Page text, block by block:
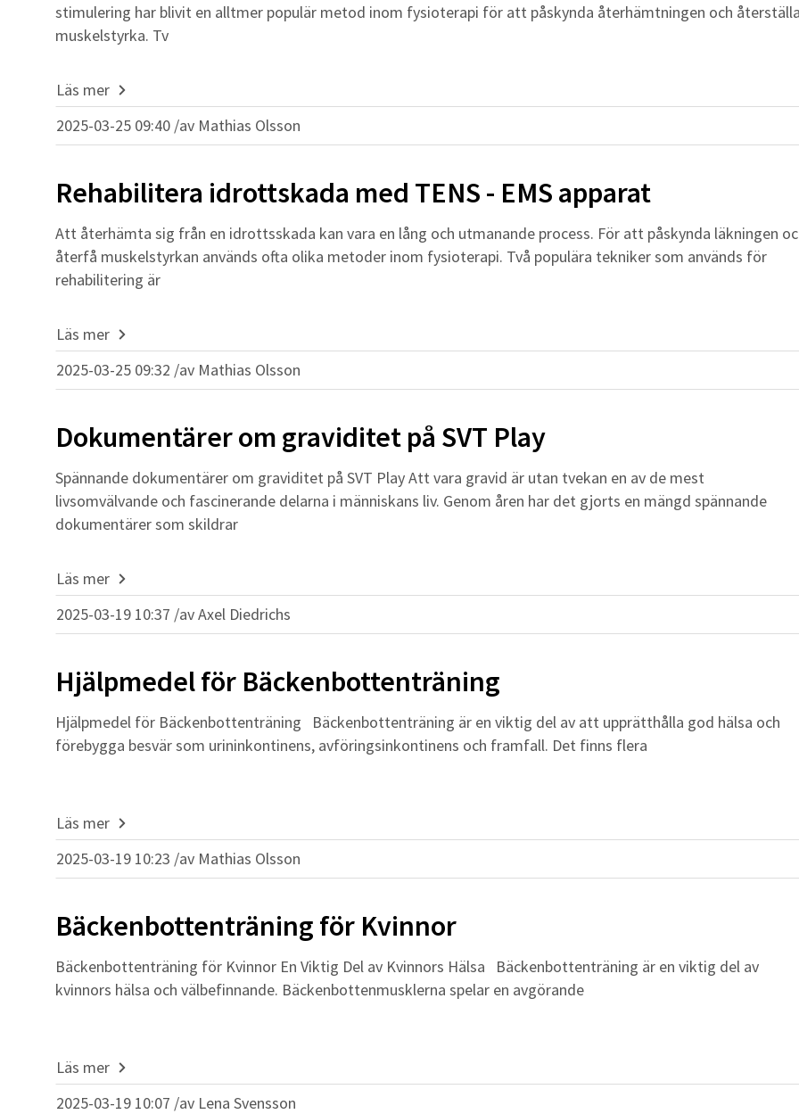
stimulering har blivit en alltmer populär metod inom fysioterapi för att påskynda återhämtningen och
muskelstyrka. Tv
2025-03-25 09:40 /av Mathias Olsson
Läs mer
Rehabilitera idrottskada med TENS - EMS apparat
Att återhämta sig från en idrottsskada kan vara en lång och utmanande process. För att påskynda läkningen
återfå muskelstyrkan används ofta olika metoder inom fysioterapi. Två populära tekniker som används för
rehabilitering är
2025-03-25 09:32 /av Mathias Olsson
Läs mer
Dokumentärer om graviditet på SVT Play
Spännande dokumentärer om graviditet på SVT Play Att vara gravid är utan tvekan en av de mest
livsomvälvande och fascinerande delarna i människans liv. Genom åren har det gjorts en mängd spännande
dokumentärer som skildrar
2025-03-19 10:37 /avAxel Diedrichs
Läs mer
Hjälpmedel för Bäckenbottenträning
Hjälpmedel för Bäckenbottenträning Bäckenbottenträning är en viktig del av att upprätthålla god hälsa och
förebygga besvär som urininkontinens, avföringsinkontinens och framfall. Det finns flera
2025-03-19 10:23 /av Mathias Olsson
Läs mer
Bäckenbottenträning för Kvinnor
Bäckenbottenträning för Kvinnor En Viktig Del av Kvinnors Hälsa Bäckenbottenträning är en viktig del av
kvinnors hälsa och välbefinnande. Bäckenbottenmusklerna spelar en avgörande
2025-03-19 10:07 /av Lena Svensson
Läs mer